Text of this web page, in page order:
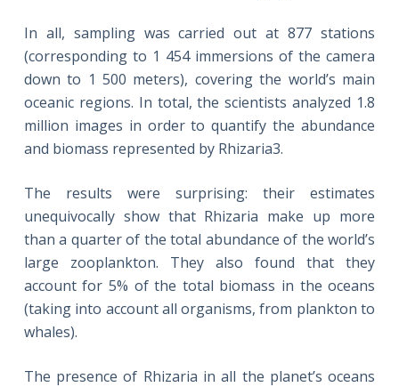
In all, sampling was carried out at 877 stations
(corresponding to 1 454 immersions of the camera
down to 1 500 meters), covering the world’s main
oceanic regions. In total, the scientists analyzed 1.8
million images in order to quantify the abundance
and biomass represented by Rhizaria3.
The results were surprising: their estimates
unequivocally show that Rhizaria make up more
than a quarter of the total abundance of the world’s
large zooplankton. They also found that they
account for 5% of the total biomass in the oceans
(taking into account all organisms, from plankton to
whales).
The presence of Rhizaria in all the planet’s oceans